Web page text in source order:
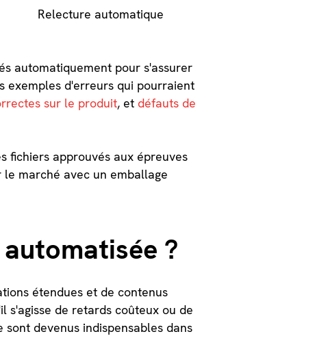
Relecture automatique
automatiquement pour s'assurer
exemples d'erreurs qui pourraient
sur le produit, et défauts de
fichiers approuvés aux épreuves
marché avec un emballage
?
étendues et de contenus
s'agisse de retards coûteux ou de
devenus indispensables dans